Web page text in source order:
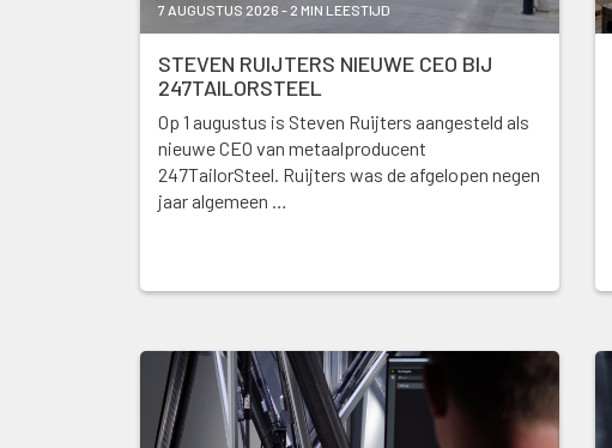
7 AUGUSTUS 2026 - 2 MIN LEESTIJD
STEVEN RUIJTERS NIEUWE CEO BIJ
247TAILORSTEEL
Op 1 augustus is Steven Ruijters aangesteld als
nieuwe CEO van metaalproducent
247TailorSteel. Ruijters was de afgelopen negen
jaar algemeen …